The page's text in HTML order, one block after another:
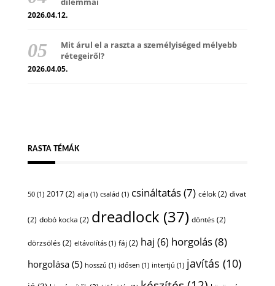
2026.04.12.
Mit árul el a raszta a személyiséged mélyebb
rétegeiről?
2026.04.05.
RASTA TÉMÁK
50 (1) 2017(2) alja (1) család (1) csináltatás(7) célok(2) divat
(2) dobó kocka (2) dreadlock (37) döntés(2)
dörzsölés(2) eltávolítás (1) fáj (2) haj (6) horgolás(8)
horgolása(5) hosszú (1) idősen (1) intertjú (1) javítás (10)